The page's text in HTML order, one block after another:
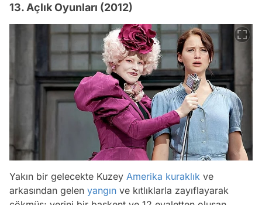
13. Açlık Oyunları (2012)
Yakın bir gelecekte Kuzey Amerika kuraklık ve
arkasından gelen yangın ve kıtlıklarla zayıflayarak